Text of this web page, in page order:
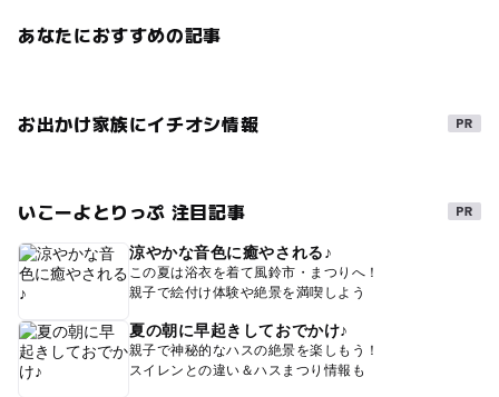
あなたにおすすめの記事
お出かけ家族にイチオシ情報
いこーよとりっぷ 注目記事
涼やかな音色に癒やされる♪
この夏は浴衣を着て風鈴市・まつりへ！
親子で絵付け体験や絶景を満喫しよう
夏の朝に早起きしておでかけ♪
親子で神秘的なハスの絶景を楽しもう！
スイレンとの違い＆ハスまつり情報も